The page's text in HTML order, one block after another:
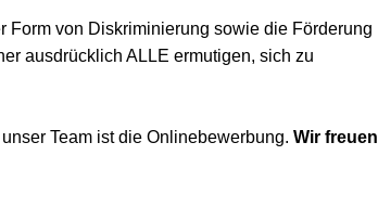
von Diskriminierung sowie die Förderung
ausdrücklich ALLE ermutigen, sich zu
Team ist die Onlinebewerbung. Wir freuen